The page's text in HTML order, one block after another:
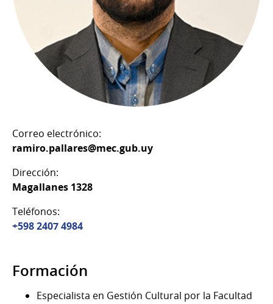
Correo electrónico:
ramiro.pallares@mec.gub.uy
Dirección:
Magallanes 1328
Teléfonos:
+598 2407 4984
Formación
Especialista en Gestión Cultural por la Facultad